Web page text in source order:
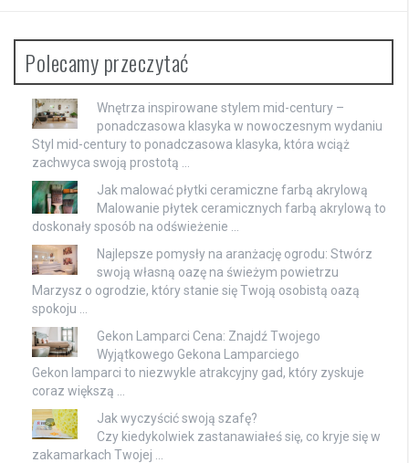
Polecamy przeczytać
Wnętrza inspirowane stylem mid-century –
ponadczasowa klasyka w nowoczesnym wydaniu
Styl mid-century to ponadczasowa klasyka, która wciąż
zachwyca swoją prostotą …
Jak malować płytki ceramiczne farbą akrylową
Malowanie płytek ceramicznych farbą akrylową to
doskonały sposób na odświeżenie …
Najlepsze pomysły na aranżację ogrodu: Stwórz
swoją własną oazę na świeżym powietrzu
Marzysz o ogrodzie, który stanie się Twoją osobistą oazą
spokoju …
Gekon Lamparci Cena: Znajdź Twojego
Wyjątkowego Gekona Lamparciego
Gekon lamparci to niezwykle atrakcyjny gad, który zyskuje
coraz większą …
Jak wyczyścić swoją szafę?
Czy kiedykolwiek zastanawiałeś się, co kryje się w
zakamarkach Twojej …